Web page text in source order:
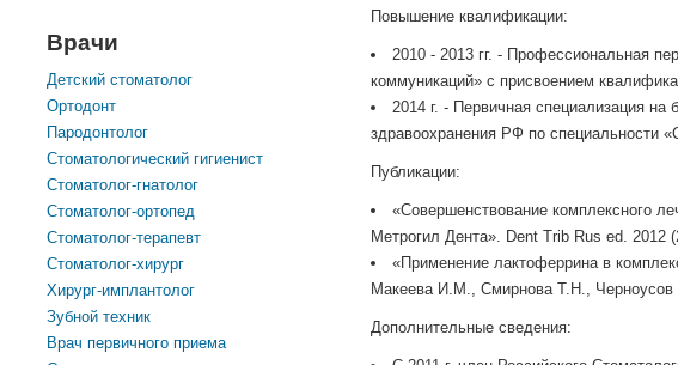
Врачи
Детский стоматолог
Ортодонт
Пародонтолог
Стоматологический гигиенист
Стоматолог-гнатолог
Стоматолог-ортопед
Стоматолог-терапевт
Стоматолог-хирург
Хирург-имплантолог
Зубной техник
Врач первичного приема
Повышение квалификации:
2010 - 2013 гг. - Профессиональная
коммуникаций» с присвоением
2014 г. - Первичная специализация
здравоохранения РФ по специальности
Публикации:
«Совершенствование комплексного
Метрогил Дента». Dent Trib Rus ed.
«Применение лактоферрина в
Макеева И.М., Смирнова Т.Н.,
Дополнительные сведения: